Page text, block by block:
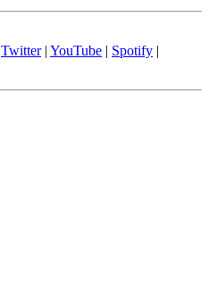
Twitter| YouTube | Spotify |